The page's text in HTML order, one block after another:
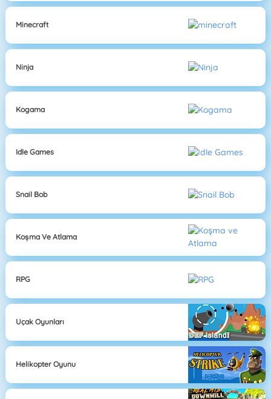
Minecraft
Ninja
Kogama
Idle Games
Snail Bob
Koşma Ve Atlama
RPG
Uçak Oyunları
Helikopter Oyunu